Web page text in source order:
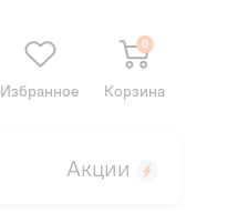
Избранное
0
Корзина
Акции